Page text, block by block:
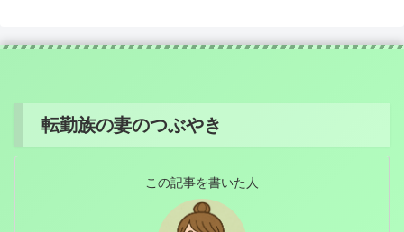
転勤族の妻のつぶやき
この記事を書いた人